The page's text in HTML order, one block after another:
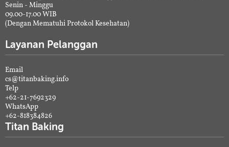
Senin - Minggu
09.00-17.00 WIB
(Dengan Mematuhi Protokol Kesehatan)
Layanan Pelanggan
Email
cs@titanbaking.info
Telp
+62-21-7692329
WhatsApp
+62-818384826
Titan Baking